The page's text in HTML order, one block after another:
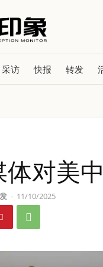
采访 快报 转发
体对美
- 11/10/2025